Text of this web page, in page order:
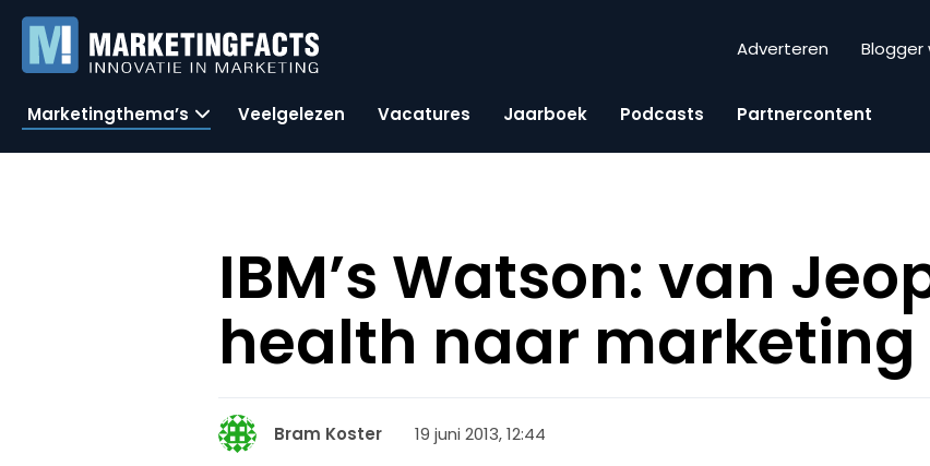
Adverteren Blogger
Marketingthema’s Veelgelezen Vacatures Jaarboek Podcasts Partnercontent
IBM’s Watson: van
health naar marketing
Bram Koster 19 juni 2013, 12:44